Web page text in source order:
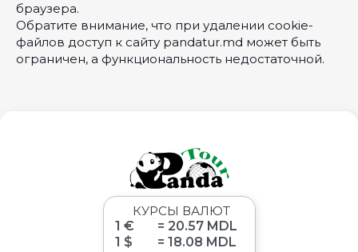
браузера.
Обратите внимание, что при удалении cookie-
файлов доступ к сайту pandatur.md может быть
ограничен, а функциональность недостаточной.
КУРСЫ ВАЛЮТ
1 €
= 20.57 MDL
1 $
= 18.08 MDL